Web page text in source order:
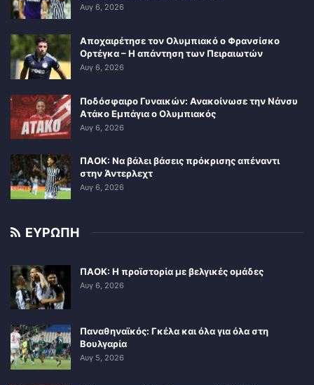
Αυγ 6, 2026
Αποχαιρέτησε τον Ολυμπιακό ο Φρανσίσκο
Ορτέγκα – Η απάντηση των Πειραιωτών
Αυγ 6, 2026
Ποδόσφαιρο Γυναικών: Ανακοίνωσε την Νάνσυ
Ατάκο Εμπάγια ο Ολυμπιακός
Αυγ 6, 2026
ΠΑΟΚ: Να βάλει βάσεις πρόκρισης απέναντι
στην Άντερλεχτ
Αυγ 6, 2026
ΕΥΡΩΠΗ
ΠΑΟΚ: Η προϊστορία με βελγικές ομάδες
Αυγ 6, 2026
Παναθηναϊκός: Γκέλα και όλα για όλα στη
Βουλγαρία
Αυγ 5, 2026